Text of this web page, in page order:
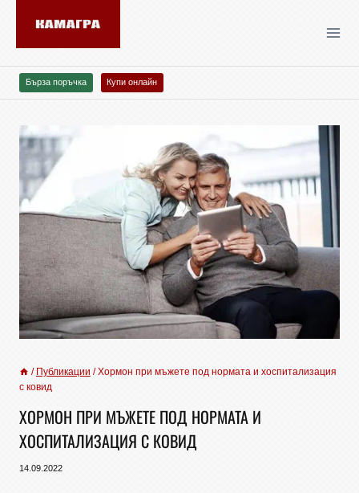
Бърза поръчка Купи онлайн
/ Публикации / Хормон при мъжете под нормата и хоспитализация
с ковид
ХОРМОН ПРИ МЪЖЕТЕ ПОД НОРМАТА И
ХОСПИТАЛИЗАЦИЯ С КОВИД
14.09.2022